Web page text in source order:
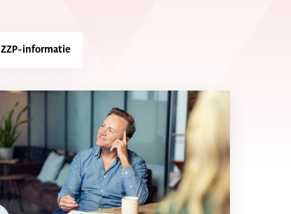
ZZP-informatie